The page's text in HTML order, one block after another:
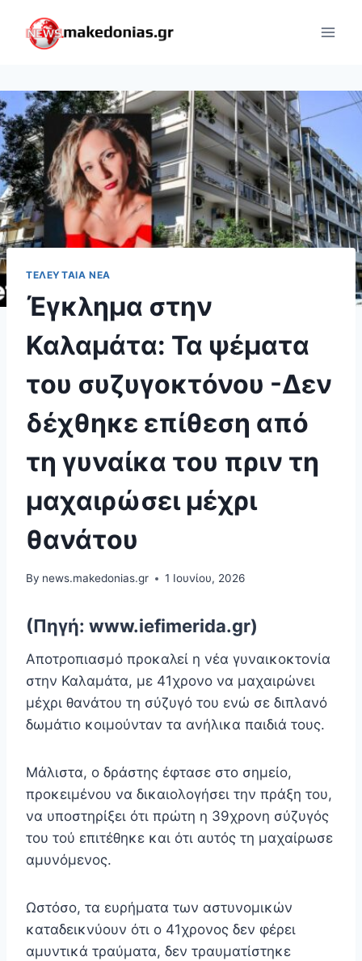
content
ΤΕΛΕΥΤΑΊΑ ΝΈΑ
Έγκλημα στην
Καλαμάτα: Τα ψέματα
του συζυγοκτόνου -Δεν
δέχθηκε επίθεση από
τη γυναίκα του πριν τη
μαχαιρώσει μέχρι
θανάτου
By news.makedonias.gr 1 Ιουνίου, 2026
(Πηγή: www.iefimerida.gr)
Αποτροπιασμό προκαλεί η νέα γυναικοκτονία
στην Καλαμάτα, με 41χρονο να μαχαιρώνει
μέχρι θανάτου τη σύζυγό του ενώ σε διπλανό
δωμάτιο κοιμούνταν τα ανήλικα παιδιά τους.
Μάλιστα, ο δράστης έφτασε στο σημείο,
προκειμένου να δικαιολογήσει την πράξη του,
να υποστηρίξει ότι πρώτη η 39χρονη σύζυγός
του τού επιτέθηκε και ότι αυτός τη μαχαίρωσε
αμυνόμενος.
Ωστόσο, τα ευρήματα των αστυνομικών
καταδεικνύουν ότι ο 41χρονος δεν φέρει
αμυντικά τραύματα, δεν τραυματίστηκε